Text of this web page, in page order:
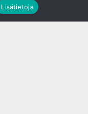
Lisätietoja